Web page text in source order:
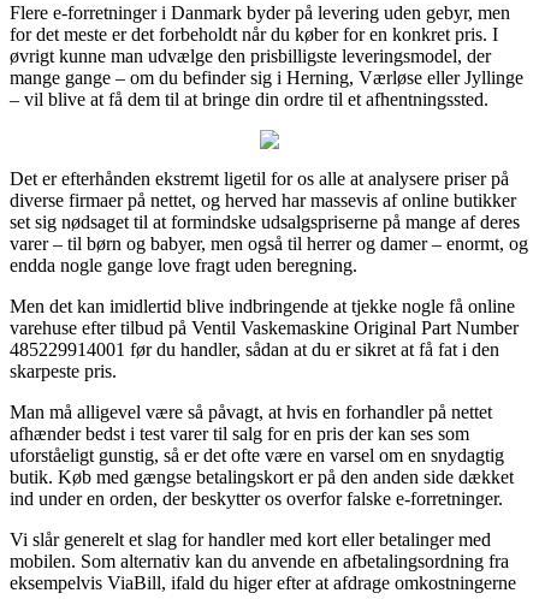
Flere e-forretninger i Danmark byder på levering uden gebyr, men
for det meste er det forbeholdt når du køber for en konkret pris. I
øvrigt kunne man udvælge den prisbilligste leveringsmodel, der
mange gange – om du befinder sig i Herning, Værløse eller Jyllinge
– vil blive at få dem til at bringe din ordre til et afhentningssted.
Det er efterhånden ekstremt ligetil for os alle at analysere priser på
diverse firmaer på nettet, og herved har massevis af online butikker
set sig nødsaget til at formindske udsalgspriserne på mange af deres
varer – til børn og babyer, men også til herrer og damer – enormt, og
endda nogle gange love fragt uden beregning.
Men det kan imidlertid blive indbringende at tjekke nogle få online
varehuse efter tilbud på Ventil Vaskemaskine Original Part Number
485229914001 før du handler, sådan at du er sikret at få fat i den
skarpeste pris.
Man må alligevel være så påvagt, at hvis en forhandler på nettet
afhænder bedst i test varer til salg for en pris der kan ses som
uforståeligt gunstig, så er det ofte være en varsel om en snydagtig
butik. Køb med gængse betalingskort er på den anden side dækket
ind under en orden, der beskytter os overfor falske e-forretninger.
Vi slår generelt et slag for handler med kort eller betalinger med
mobilen. Som alternativ kan du anvende en afbetalingsordning fra
eksempelvis ViaBill, ifald du higer efter at afdrage omkostningerne